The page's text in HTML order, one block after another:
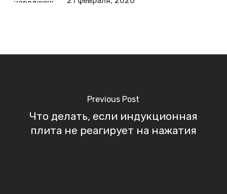
Previous Post
Что делать, если индукционная
плита не реагирует на нажатия